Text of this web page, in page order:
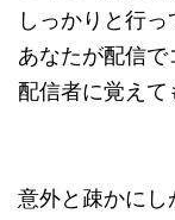
しっかりと行
あなたが配信
配信者に覚えて
意外と疎かに